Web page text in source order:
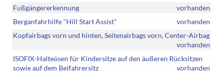
Fußgängererkennung
vorhanden
Berganfahrhilfe "Hill Start Assist"
vorhanden
Kopfairbags vorn und hinten, Seitenairbags vorn, Center-Airbag
vorhanden
ISOFIX-Halteösen für Kindersitze auf den äußeren Rücksitzen
sowie auf dem Beifahrersitz
vorhanden